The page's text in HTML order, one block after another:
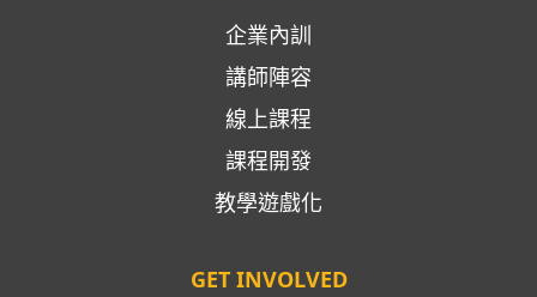
企業內訓
講師陣容
線上課程
課程開發
教學遊戲化
GET INVOLVED